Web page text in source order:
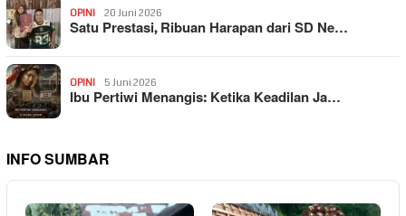
OPINI 20 Juni 2026
Satu Prestasi, Ribuan Harapan dari SD Ne…
OPINI 5 Juni 2026
Ibu Pertiwi Menangis: Ketika Keadilan Ja…
INFO SUMBAR